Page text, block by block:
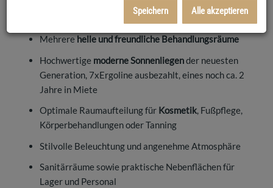
einladender Empfangsbereich
mit Wartezone
Mehrerehelle und freundliche Behandlungsräume
Hochwertige moderne Sonnenliegender neuesten
Generation, 7xErgoline ausbezahlt, eines noch ca. 2
Jahre in Miete
Optimale Raumaufteilung für Kosmetik, Fußpflege,
Körperbehandlungen oder Tanning
Stilvolle Beleuchtung und angenehme Atmosphäre
Sanitärräume sowie praktische Nebenflächen für
Lager und Personal
Speichern Alle akzeptieren